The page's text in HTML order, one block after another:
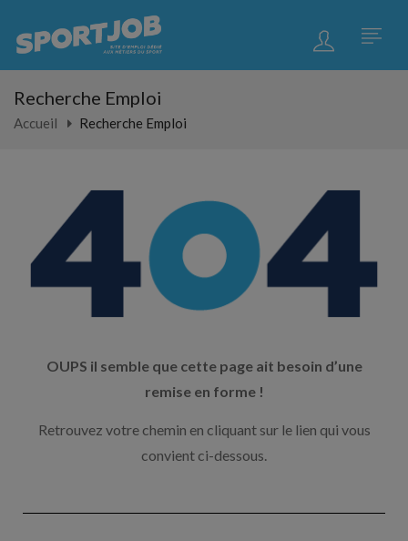
Recherche Emploi
Accueil Recherche Emploi
OUPS il semble que cette page ait besoin d’une
remise en forme !
Retrouvez votre chemin en cliquant sur le lien qui vous
convient ci-dessous.